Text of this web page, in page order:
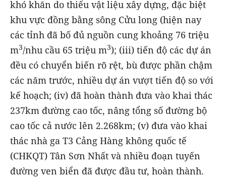
khó khăn do thiếu vật liệu xây dựng, đặc biệt
khu vực đồng bằng sông Cửu long (hiện nay
các tỉnh đã bố đủ nguồn cung khoảng 76 triệu
m3/nhu cầu 65 triệu m3); (iii) tiến độ các dự án
đều có chuyển biến rõ rệt, bù được phần chậm
các năm trước, nhiều dự án vượt tiến độ so với
kế hoạch; (iv) đã hoàn thành đưa vào khai thác
237km đường cao tốc, nâng tổng số đường bộ
cao tốc cả nước lên 2.268km; (v) đưa vào khai
thác nhà ga T3 Cảng Hàng không quốc tế
(CHKQT) Tân Sơn Nhất và nhiều đoạn tuyến
đường ven biển đã được đầu tư, hoàn thành.